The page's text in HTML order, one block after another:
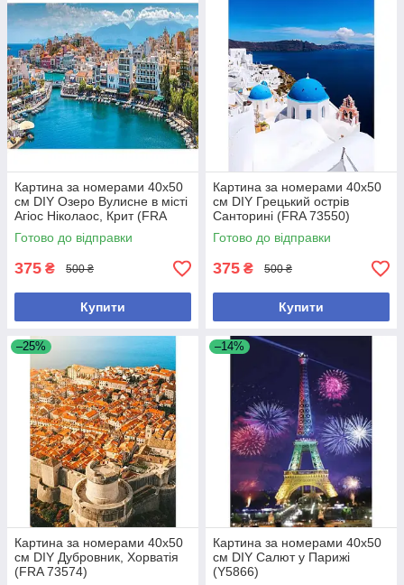
Картина за номерами 40x50
см DIY Озеро Вулисне в місті
Агіос Ніколаос, Крит (FRA
73529)
Готово до відправки
375 ₴ 500 ₴
Купити
Картина за номерами 40x50
см DIY Грецький острів
Санторині (FRA 73550)
Готово до відправки
375 ₴ 500 ₴
Купити
–25%
Картина за номерами 40x50
см DIY Дубровник, Хорватія
(FRA 73574)
–14%
Картина за номерами 40х50
см DIY Салют у Парижі
(Y5866)